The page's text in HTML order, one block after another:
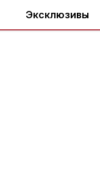
Эксклюзивы